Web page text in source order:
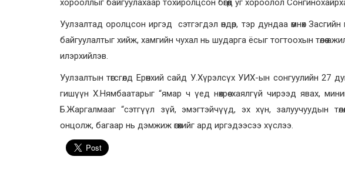
хорооллыг байгуулахаар тохиролцсон бөгөөд уг хороолол
Уулзалтад оролцсон иргэд сэтгэгдэл өндөр, тэр дундаа өмнөх
байгуулалтыг хийж, хамгийн чухал нь шударга ёсыг тогтоохын төлөө
илэрхийлэв.
Уулзалтын төгсгөлд Ерөнхий сайд У.Хүрэлсүх УИХ-ын сонгуулийн
гишүүн Х.Нямбаатарыг “ямар ч үед нөхрөө хаялгүй чирээд явах,
Б.Жаргалмааг “сэтгүүл зүй, эмэгтэйчүүд, эх хүн, залуучуудын
онцолж, багаар нь дэмжиж өгөхийг ард иргэдээсээ хүслээ.